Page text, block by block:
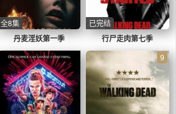
丹麦淫妖第一季
全8集
行尸走肉第七季
已完结
9